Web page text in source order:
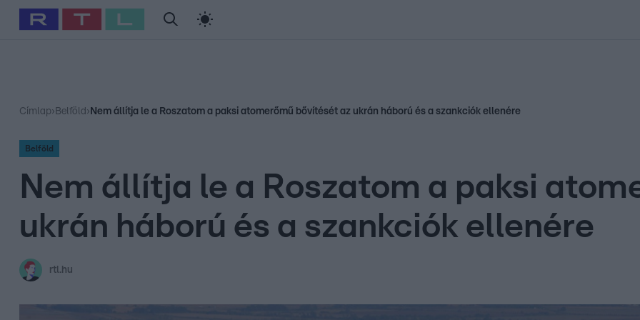
Babits Marcella Szellő István Most Wanted
Címlap› Belföld › Nem állítja le a Roszatom a paksi atomerőmű bővítését az ukrán háború és a szankciók ellenére
Belföld
Nem állítja le a Roszatom a paksi
ukrán háború és a szankciók ellenére
rtl.hu